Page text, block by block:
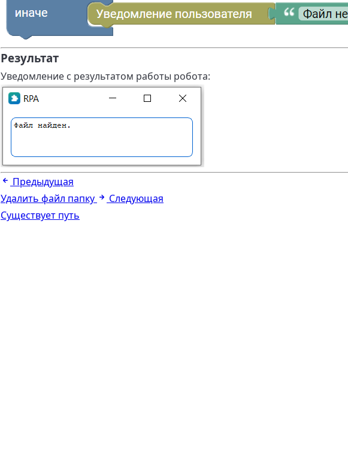
Результат
Уведомление с результатом работы робота:
Предыдущая
Удалить файл папку
Следующая
Существует путь